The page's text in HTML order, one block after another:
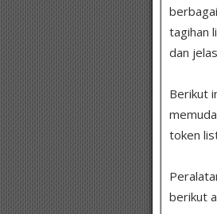
tagihan
dan
Berikut
token
berikut